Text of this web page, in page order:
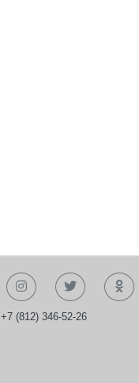
+7 (812) 346-52-26